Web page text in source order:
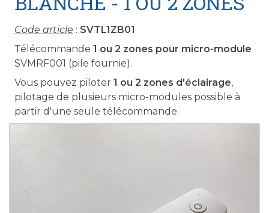
Code article : SVTL1ZB01
Télécommande 1 ou 2 zones pour micro-module
SVMRF001 (pile fournie).
Vous pouvez piloter 1 ou 2 zones d'éclairage,
pilotage de plusieurs micro-modules possible à
partir d'une seule télécommande.